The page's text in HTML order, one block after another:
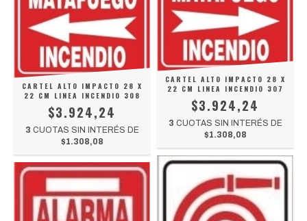
CARTEL ALTO IMPACTO 28 X
22 CM LINEA INCENDIO 308
$3.924,24
3 CUOTAS SIN INTERÉS DE
$1.308,08
CARTEL ALTO IMPACTO 28 X
22 CM LINEA INCENDIO 307
$3.924,24
3 CUOTAS SIN INTERÉS DE
$1.308,08